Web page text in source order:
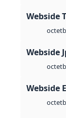
Webside
octet
Webside
octet
Webside
octet